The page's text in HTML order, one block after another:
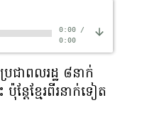
0:00/
0:00
ជាពលរដ្ឋ ៨​នាក់
តែ​ខ្មែរ​ពីរ​នាក់​ទៀត​